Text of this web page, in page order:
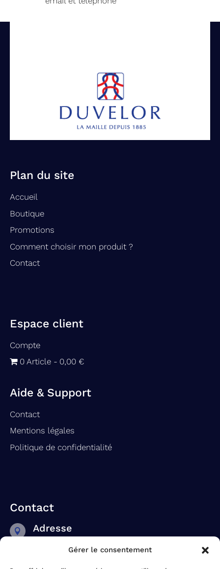
Gérer le consentement
Plan du site
Accueil
Boutique
Promotions
Comment choisir mon produit ?
Contact
Espace client
Compte
0 Article
0,00 €
Aide & Support
Contact
Mentions légales
Politique de confidentialité
Contact
 Adresse
6 rue Marcel Gaillot